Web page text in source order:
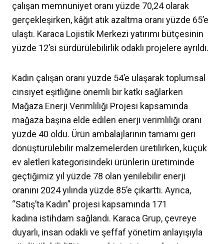
çalışan memnuniyet oranı yüzde 70,24 olarak
gerçekleşirken, kâğıt atık azaltma oranı yüzde 65’e
ulaştı. Karaca Lojistik Merkezi yatırımı bütçesinin
yüzde 12’si sürdürülebilirlik odaklı projelere ayrıldı.
Kadın çalışan oranı yüzde 54’e ulaşarak toplumsal
cinsiyet eşitliğine önemli bir katkı sağlarken
Mağaza Enerji Verimliliği Projesi kapsamında
mağaza başına elde edilen enerji verimliliği oranı
yüzde 40 oldu. Ürün ambalajlarının tamamı geri
dönüştürülebilir malzemelerden üretilirken, küçük
ev aletleri kategorisindeki ürünlerin üretiminde
geçtiğimiz yıl yüzde 78 olan yenilebilir enerji
oranını 2024 yılında yüzde 85’e çıkarttı. Ayrıca,
“Satış’ta Kadın” projesi kapsamında 171
kadına istihdam sağlandı. Karaca Grup, çevreye
duyarlı, insan odaklı ve şeffaf yönetim anlayışıyla